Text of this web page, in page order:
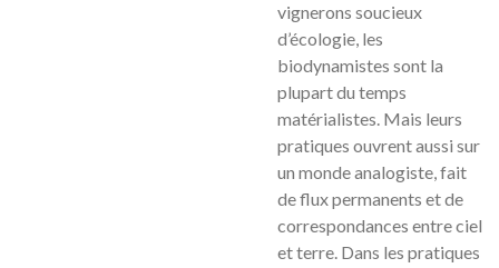
vignerons soucieux
d’écologie, les
biodynamistes sont la
plupart du temps
matérialistes. Mais leurs
pratiques ouvrent aussi sur
un monde analogiste, fait
de flux permanents et de
correspondances entre ciel
et terre. Dans les pratiques